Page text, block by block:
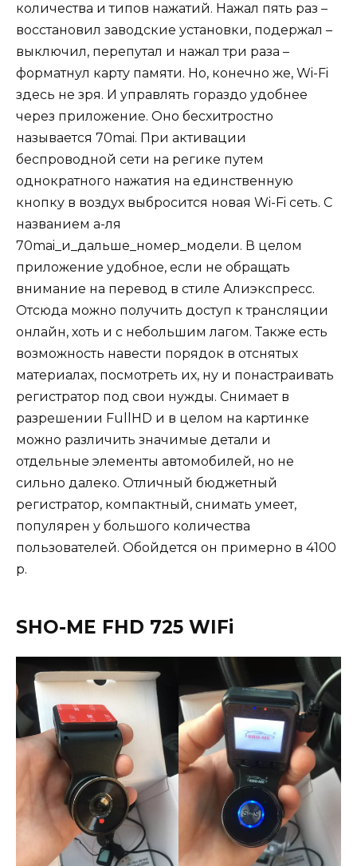
количества и типов нажатий. Нажал пять раз –
восстановил заводские установки, подержал –
выключил, перепутал и нажал три раза –
форматнул карту памяти. Но, конечно же, Wi-Fi
здесь не зря. И управлять гораздо удобнее
через приложение. Оно бесхитростно
называется 70mai. При активации
беспроводной сети на регике путем
однократного нажатия на единственную
кнопку в воздух выбросится новая Wi-Fi сеть. С
названием а-ля
70mai_и_дальше_номер_модели. В целом
приложение удобное, если не обращать
внимание на перевод в стиле Алиэкспресс.
Отсюда можно получить доступ к трансляции
онлайн, хоть и с небольшим лагом. Также есть
возможность навести порядок в отснятых
материалах, посмотреть их, ну и понастраивать
регистратор под свои нужды. Снимает в
разрешении FullHD и в целом на картинке
можно различить значимые детали и
отдельные элементы автомобилей, но не
сильно далеко. Отличный бюджетный
регистратор, компактный, снимать умеет,
популярен у большого количества
пользователей. Обойдется он примерно в 4100
р.
SHO-ME FHD 725 WIFi